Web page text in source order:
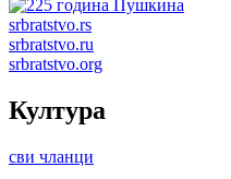
srbratstvo.rs
srbratstvo.ru
srbratstvo.org
Култура
сви чланци